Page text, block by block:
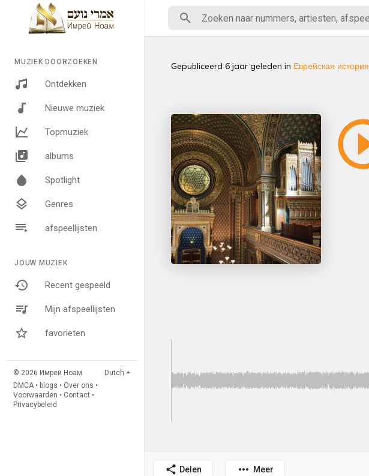
MUZIEK DOORZOEKEN
Ontdekken
Nieuwe muziek
Topmuziek
albums
Spotlight
Genres
afspeellijsten
JOUW MUZIEK
Recent gespeeld
Mijn afspeellijsten
favorieten
© 2026 Имрей Ноам
Dutch
DMCA • blogs • Over ons •
Voorwaarden • Contact •
Privacybeleid
Gepubliceerd 6 jaar geleden in Еврейская история
Delen Meer